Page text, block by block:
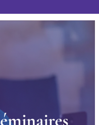
éminaires